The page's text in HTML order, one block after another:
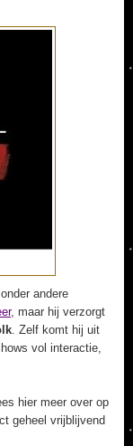
andere
, maar hij verzorgt
. Zelf komt hij uit
vol interactie,
hier meer over op
geheel vrijblijvend